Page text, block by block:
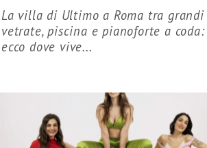
La villa di Ultimo a Roma tra grandi
vetrate, piscina e pianoforte a coda:
ecco dove vive...